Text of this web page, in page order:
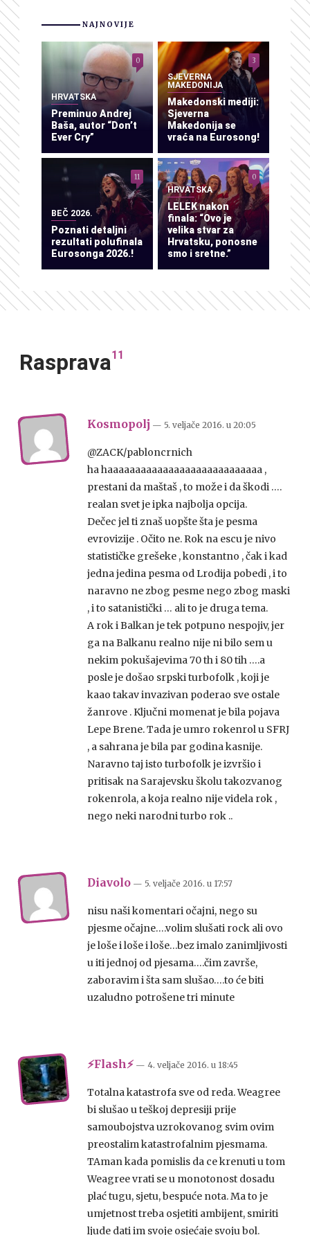
NAJNOVIJE
HRVATSKA
Preminuo Andrej
Baša, autor “Don’t
Ever Cry”
0
SJEVERNA
MAKEDONIJA
Makedonski mediji:
Sjeverna
Makedonija se
vraća na Eurosong!
3
BEČ 2026.
Poznati detaljni
rezultati polufinala
Eurosonga 2026.!
11
HRVATSKA
LELEK nakon
finala: “Ovo je
velika stvar za
Hrvatsku, ponosne
smo i sretne.”
0
Rasprava11
Kosmopolj — 5. veljače 2016. u 20:05
@ZACK/pabloncrnich
ha haaaaaaaaaaaaaaaaaaaaaaaaaaaa ,
prestani da maštaš , to može i da škodi ….
realan svet je ipka najbolja opcija.
Dečec jel ti znaš uopšte šta je pesma
evrovizije . Očito ne. Rok na escu je nivo
statističke grešeke , konstantno , čak i kad
jedna jedina pesma od Lrodija pobedi , i to
naravno ne zbog pesme nego zbog maski
, i to satanistički … ali to je druga tema.
A rok i Balkan je tek potpuno nespojiv, jer
ga na Balkanu realno nije ni bilo sem u
nekim pokušajevima 70 th i 80 tih ….a
posle je došao srpski turbofolk , koji je
kaao takav invazivan poderao sve ostale
žanrove . Ključni momenat je bila pojava
Lepe Brene. Tada je umro rokenrol u SFRJ
, a sahrana je bila par godina kasnije.
Naravno taj isto turbofolk je izvršio i
pritisak na Sarajevsku školu takozvanog
rokenrola, a koja realno nije videla rok ,
nego neki narodni turbo rok ..
Diavolo — 5. veljače 2016. u 17:57
nisu naši komentari očajni, nego su
pjesme očajne….volim slušati rock ali ovo
je loše i loše i loše…bez imalo zanimljivosti
u iti jednoj od pjesama….čim završe,
zaboravim i šta sam slušao….to će biti
uzaludno potrošene tri minute
⚡Flash⚡ — 4. veljače 2016. u 18:45
Totalna katastrofa sve od reda. Weagree
bi slušao u teškoj depresiji prije
samoubojstva uzrokovanog svim ovim
preostalim katastrofalnim pjesmama.
TAman kada pomislis da ce krenuti u tom
Weagree vrati se u monotonost dosadu
plać tugu, sjetu, bespuće nota. Ma to je
umjetnost treba osjetiti ambijent, smiriti
ljude dati im svoje osjećaje svoju bol.